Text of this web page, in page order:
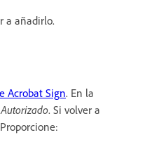
a añadirlo.
Acrobat Sign. En la
Autorizado. Si volver a